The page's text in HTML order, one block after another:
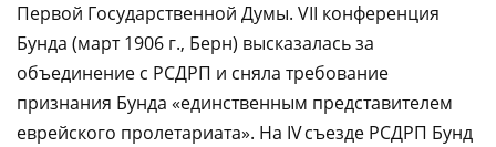
Первой Государственной Думы. VII конференция
Бунда (март 1906 г., Берн) высказалась за
объединение с РСДРП и сняла требование
признания Бунда «единственным представителем
еврейского пролетариата». На IV съезде РСДРП Бунд